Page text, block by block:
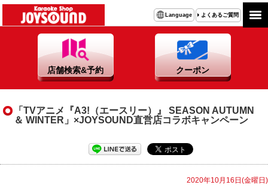
Language よくあるご質問
店舗検索&予約 クーポン
「TVアニメ『A3!（エースリー）』 SEASON AUTUMN
＆ WINTER」×JOYSOUND直営店コラボキャンペーン
2020年10月16日(金曜日)